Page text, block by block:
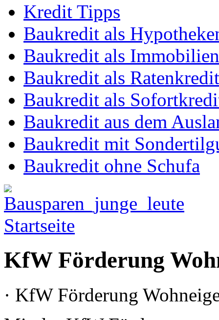
Kredit Tipps
Baukredit als
Baukredit als
Baukredit als Ratenkredit
Baukredit als
Baukredit aus dem
Baukredit mit
Baukredit ohne Schufa
Startseite
KfW Förderung
· KfW Förderung